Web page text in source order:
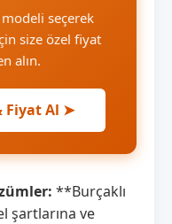
seçerek
size özel fiyat
alın.
Fiyat Al ➤
**Burçaklı
şartlarına ve